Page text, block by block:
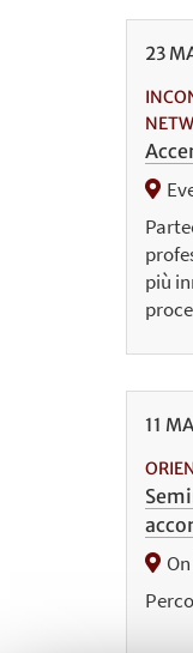
23
più
11